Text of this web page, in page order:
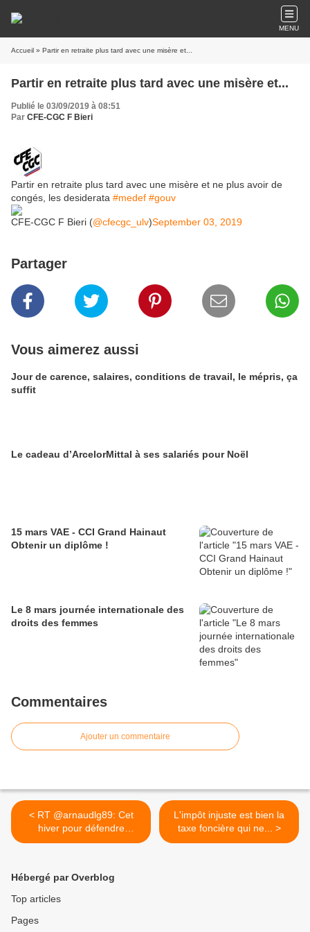
MENU
Accueil » Partir en retraite plus tard avec une misère et...
Partir en retraite plus tard avec une misère et...
Publié le 03/09/2019 à 08:51
Par CFE-CGC F Bieri
Partir en retraite plus tard avec une misère et ne plus avoir de
congés, les desiderata #medef #gouv
CFE-CGC F Bieri (@cfecgc_ulv)September 03, 2019
Partager
Vous aimerez aussi
Jour de carence, salaires, conditions de travail, le mépris, ça
suffit
Le cadeau d’ArcelorMittal à ses salariés pour Noël
15 mars VAE - CCI Grand Hainaut
Obtenir un diplôme !
Le 8 mars journée internationale des
droits des femmes
Commentaires
Ajouter un commentaire
< RT @arnaudlg89: Cet
hiver pour défendre
Macron...
L'impôt injuste est bien la
taxe foncière qui ne... >
Hébergé par Overblog
Top articles
Pages